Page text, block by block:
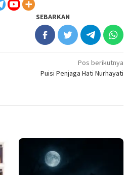
SEBARKAN
Pos berikutnya
Puisi Penjaga Hati Nurhayati